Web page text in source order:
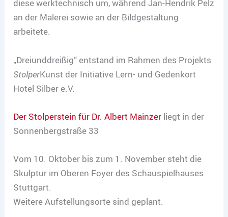
diese werktechnisch um, während Jan-Hendrik Pelz
an der Malerei sowie an der Bildgestaltung
arbeitete.
„Dreiunddreißig“ entstand im Rahmen des Projekts
StolperKunst der Initiative Lern- und Gedenkort
Hotel Silber e.V.
Der Stolperstein für Dr. Albert Mainzer liegt in der
Sonnenbergstraße 33
Vom 10. Oktober bis zum 1. November steht die
Skulptur im Oberen Foyer des Schauspielhauses
Stuttgart.
Weitere Aufstellungsorte sind geplant.